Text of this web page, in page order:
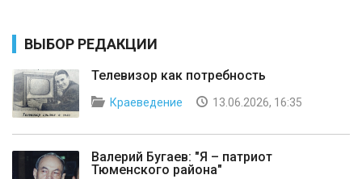
ВЫБОР РЕДАКЦИИ
Телевизор как потребность
Краеведение 13.06.2026, 16:35
Валерий Бугаев: "Я – патриот
Тюменского района"